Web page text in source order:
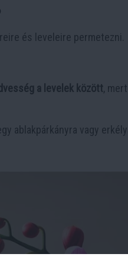
és leveleire permetezni.
a levelek között,
ablakpárkányra vagy